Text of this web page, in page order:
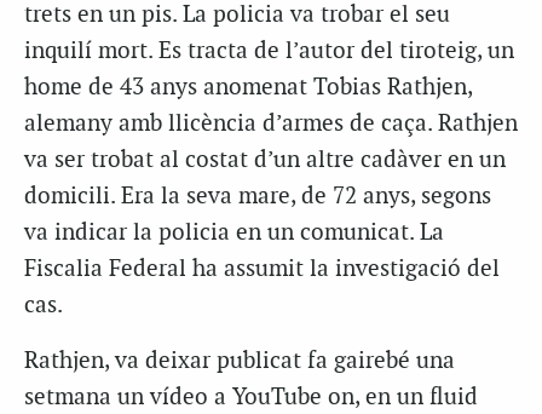
trets en un pis. La policia va trobar el seu
inquilí mort. Es tracta de l’autor del tiroteig, un
home de 43 anys anomenat Tobias Rathjen,
alemany amb llicència d’armes de caça. Rathjen
va ser trobat al costat d’un altre cadàver en un
domicili. Era la seva mare, de 72 anys, segons
va indicar la policia en un comunicat. La
Fiscalia Federal ha assumit la investigació del
cas.
Rathjen, va deixar publicat fa gairebé una
setmana un vídeo a YouTube on, en un fluid